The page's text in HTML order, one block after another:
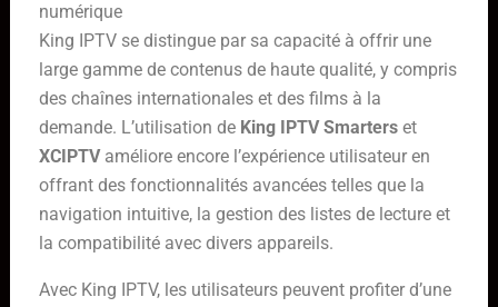
numérique
King IPTV se distingue par sa capacité à offrir une
large gamme de contenus de haute qualité, y compris
des chaînes internationales et des films à la
demande. L’utilisation de King IPTV Smarterset
XCIPTVaméliore encore l’expérience utilisateur en
offrant des fonctionnalités avancées telles que la
navigation intuitive, la gestion des listes de lecture et
la compatibilité avec divers appareils.
Avec King IPTV, les utilisateurs peuvent profiter d’une